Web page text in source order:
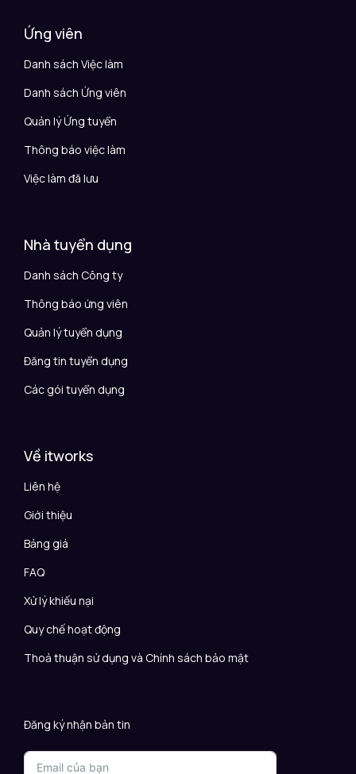
Ứng viên
Danh sách Việc làm
Danh sách Ứng viên
Quản lý Ứng tuyển
Thông báo việc làm
Việc làm đã lưu
Nhà tuyển dụng
Danh sách Công ty
Thông báo ứng viên
Quản lý tuyển dụng
Đăng tin tuyển dụng
Các gói tuyển dụng
Về itworks
Liên hệ
Giới thiệu
Bảng giá
FAQ
Xử lý khiếu nại
Quy chế hoạt động
Thoả thuận sử dụng và Chính sách bảo mật
Đăng ký nhận bản tin